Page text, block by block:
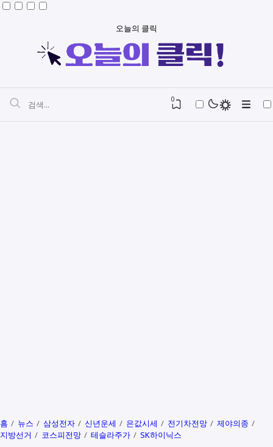
오늘의 클릭
0
홈 뉴스 삼성전자 신년운세 은값시세 전기차전망
제야의종
지방선거
코스피전망 테슬라주가 SK하이닉스